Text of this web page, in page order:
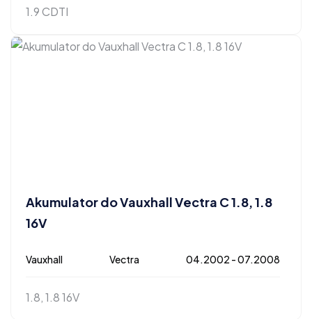
1.9 CDTI
Akumulator do Vauxhall Vectra C 1.8, 1.8
16V
Vauxhall Vectra 04.2002 - 07.2008
1.8, 1.8 16V